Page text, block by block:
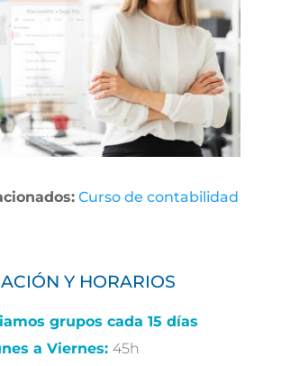
Curso de contabilidad
Y HORARIOS
grupos cada 15 días
a Viernes: 45h